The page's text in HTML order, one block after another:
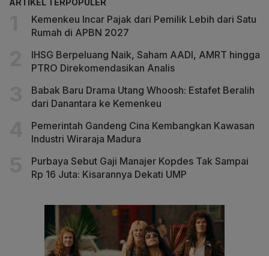
Kemenkeu Incar Pajak dari Pemilik Lebih dari Satu
Rumah di APBN 2027
IHSG Berpeluang Naik, Saham AADI, AMRT hingga
PTRO Direkomendasikan Analis
Babak Baru Drama Utang Whoosh: Estafet Beralih
dari Danantara ke Kemenkeu
Pemerintah Gandeng Cina Kembangkan Kawasan
Industri Wiraraja Madura
Purbaya Sebut Gaji Manajer Kopdes Tak Sampai
Rp 16 Juta: Kisarannya Dekati UMP